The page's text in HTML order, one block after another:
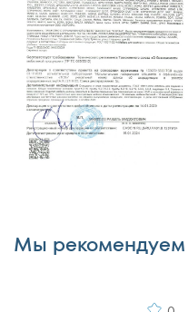
Недостатки
Мы рекомендуем